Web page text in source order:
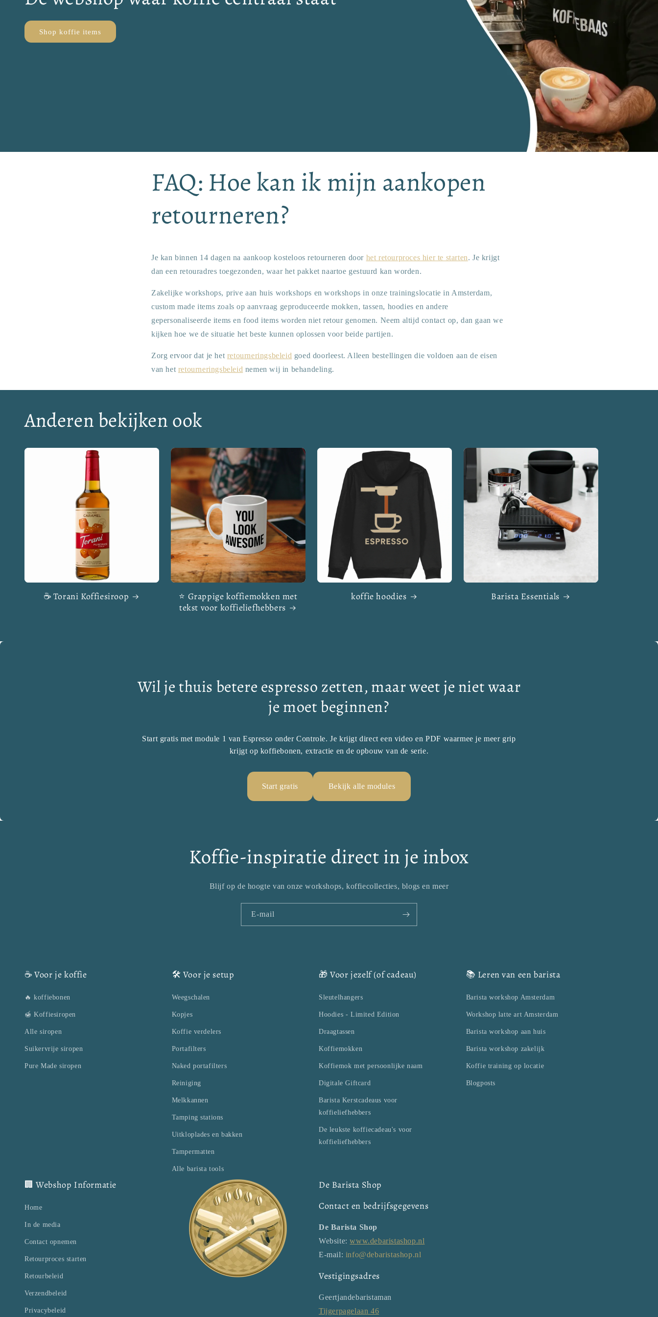
Shop koffie items
FAQ: Hoe kan ik mijn aankopen
retourneren?
Je kan binnen 14 dagen na aankoop kosteloos retourneren door het retourproces hier te starten. Je krijgt
dan een retouradres toegezonden, waar het pakket naartoe gestuurd kan worden.
Zakelijke workshops, prive aan huis workshops en workshops in onze trainingslocatie in Amsterdam,
custom made items zoals op aanvraag geproduceerde mokken, tassen, hoodies en andere
gepersonaliseerde items en food items worden niet retour genomen. Neem altijd contact op, dan gaan we
kijken hoe we de situatie het beste kunnen oplossen voor beide partijen.
Zorg ervoor dat je het retourneringsbeleid goed doorleest. Alleen bestellingen die voldoen aan de eisen
van het retourneringsbeleid nemen wij in behandeling.
Anderen bekijken ook
☕ Torani Koffiesiroop
⭐ Grappige koffiemokken met
tekst voor koffieliefhebbers
koffie hoodies Barista Essentials
Wil je thuis betere espresso zetten, maar weet je niet waar
je moet beginnen?
Start gratis met module 1 van Espresso onder Controle. Je krijgt direct een video en PDF waarmee je meer grip
krijgt op koffiebonen, extractie en de opbouw van de serie.
Start gratis Bekijk alle modules
Koffie-inspiratie direct in je inbox
Blijf op de hoogte van onze workshops, koffiecollecties, blogs en meer
E‑mail
☕ Voor je koffie
🔥 koffiebonen
🍯 Koffiesiropen
Alle siropen
Suikervrije siropen
Pure Made siropen
🛠️ Voor je setup
Weegschalen
Kopjes
Koffie verdelers
Portafilters
Naked portafilters
Reiniging
Melkkannen
Tamping stations
Uitkloplades en bakken
Tampermatten
Alle barista tools
🎁 Voor jezelf (of cadeau)
Sleutelhangers
Hoodies - Limited Edition
Draagtassen
Koffiemokken
Koffiemok met persoonlijke naam
Digitale Giftcard
Barista Kerstcadeaus voor
koffieliefhebbers
De leukste koffiecadeau's voor
koffieliefhebbers
📚 Leren van een barista
Barista workshop Amsterdam
Workshop latte art Amsterdam
Barista workshop aan huis
Barista workshop zakelijk
Koffie training op locatie
Blogposts
🏢 Webshop Informatie
Home
In de media
Contact opnemen
Retourproces starten
Retourbeleid
Verzendbeleid
Privacybeleid
De Barista Shop
Contact en bedrijfsgegevens
De Barista Shop
Website:www.debaristashop.nl
E-mail: info@debaristashop.nl
Vestigingsadres
Geertjandebaristaman
Tijgerpagelaan 46